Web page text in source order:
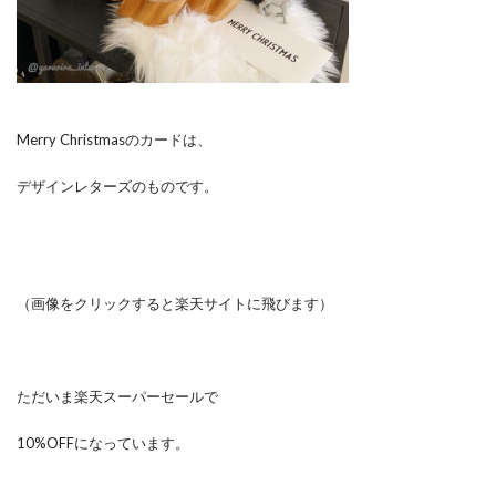
Merry Christmasのカードは、
デザインレターズのものです。
（画像をクリックすると楽天サイトに飛びます）
ただいま楽天スーパーセールで
10%OFFになっています。